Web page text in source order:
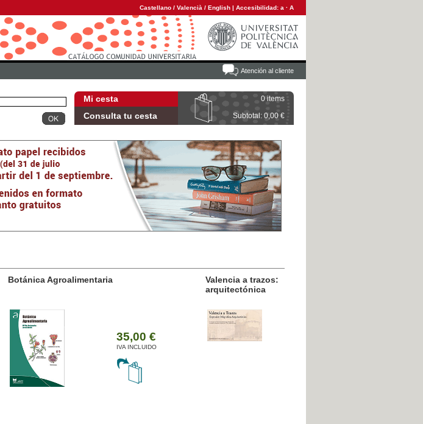
Castellano / Valencià / English | Accesibilidad: a · A
Atención al cliente
Mi cesta 0 items
Consulta tu cesta Subtotal: 0,00 €
Valencia a trazos: expresión poligráfica